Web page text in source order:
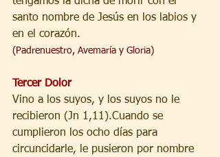
santo nombre de Jesús en los labios y
en el corazón.
(Padrenuestro, Avemaría y Gloria)
Tercer Dolor
Vino a los suyos, y los suyos no le
recibieron (Jn 1,11).Cuando se
cumplieron los ocho días para
circuncidarle, le pusieron por nombre